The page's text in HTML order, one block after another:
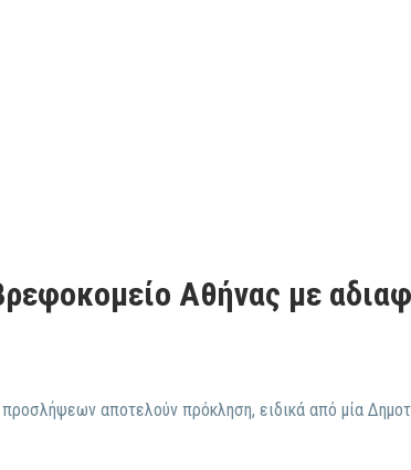
Αθήνας με
αποτελούν πρόκληση, ειδικά από μία